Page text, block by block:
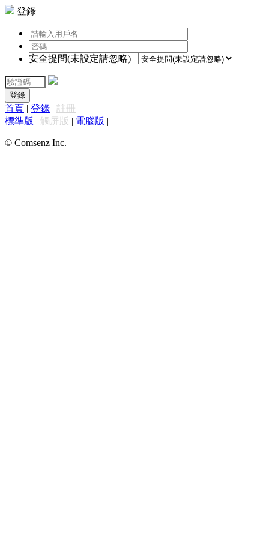
登錄
安全提問(未設定請忽略)
登錄
首頁 | 登錄 | 註冊
標準版 | 觸屏版 | 電腦版 |
© Comsenz Inc.